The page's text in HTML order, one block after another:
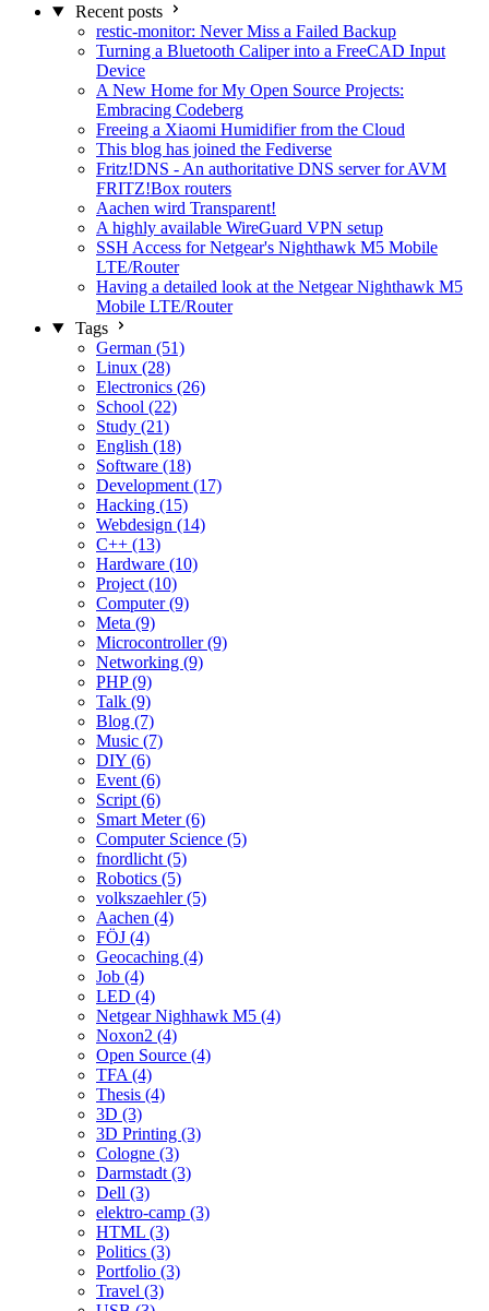
Recent posts
restic-monitor: Never Miss a Failed Backup
Turning a Bluetooth Caliper into a FreeCAD Input
Device
A New Home for My Open Source Projects:
Embracing Codeberg
Freeing a Xiaomi Humidifier from the Cloud
This blog has joined the Fediverse
Fritz!DNS - An authoritative DNS server for AVM
FRITZ!Box routers
Aachen wird Transparent!
A highly available WireGuard VPN setup
SSH Access for Netgear's Nighthawk M5 Mobile
LTE/Router
Having a detailed look at the Netgear Nighthawk M5
Mobile LTE/Router
Tags
German (51)
Linux (28)
Electronics (26)
School (22)
Study (21)
English (18)
Software (18)
Development (17)
Hacking (15)
Webdesign (14)
C++ (13)
Hardware (10)
Project (10)
Computer (9)
Meta (9)
Microcontroller (9)
Networking (9)
PHP (9)
Talk (9)
Blog (7)
Music (7)
DIY (6)
Event (6)
Script (6)
Smart Meter (6)
Computer Science (5)
fnordlicht (5)
Robotics (5)
volkszaehler (5)
Aachen (4)
FÖJ (4)
Geocaching (4)
Job (4)
LED (4)
Netgear Nighhawk M5 (4)
Noxon2 (4)
Open Source (4)
TFA (4)
Thesis (4)
3D (3)
3D Printing (3)
Cologne (3)
Darmstadt (3)
Dell (3)
elektro-camp (3)
HTML (3)
Politics (3)
Portfolio (3)
Travel (3)